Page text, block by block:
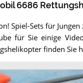
6686
Spiel-Sets für
für Sie einige
finden Sie